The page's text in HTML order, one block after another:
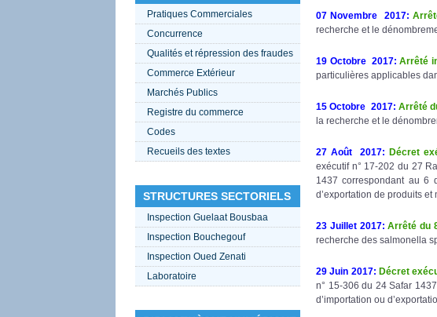
Pratiques Commerciales
Concurrence
Qualités et répression des fraudes
Commerce Extérieur
Marchés Publics
Registre du commerce
Codes
Recueils des textes
STRUCTURES SECTORIELS
Inspection Guelaat Bousbaa
Inspection Bouchegouf
Inspection Oued Zenati
Laboratoire
07 Novembre 2017:
recherche et le
19 Octobre 2017: Arrêté
particulières applicables
15 Octobre 2017: Arrêté
la recherche et le
27 Août 2017: Décret
exécutif n° 17-202 du 27
1437 correspondant au 6
d’exportation de produits et
23 Juillet 2017: Arrêté du
recherche des salmonella
29 Juin 2017: Décret
n° 15-306 du 24 Safar
d’importation ou